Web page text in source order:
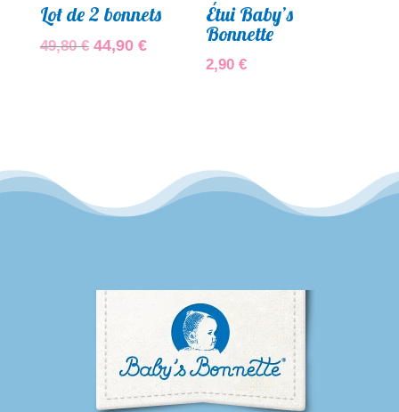
Lot de 2 bonnets
49,80€ Le
44,90 €Le
Étui Baby’s
Bonnette
2,90€